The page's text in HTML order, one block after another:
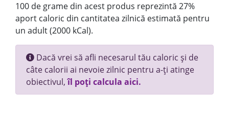
100 de grame din acest produs reprezintă 27%
aport caloric din cantitatea zilnică estimată pentru
un adult (2000 kCal).
Dacă vrei să afli necesarul tău caloric și de
câte calorii ai nevoie zilnic pentru a-ți atinge
obiectivul,îl poți calcula aici.